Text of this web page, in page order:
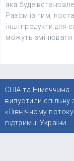
яка буде
Разом із тим,
інші продукти для
можуть змінювати
Навігація
записів
США та Німеччина
випустили спільну
«Північному
підтримці України